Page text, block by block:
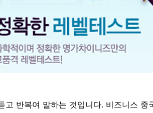
고 반복여 말하는 것입니다. 비즈니스 중